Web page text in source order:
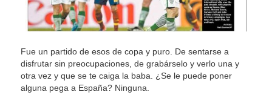
Fue un partido de esos de copa y puro. De sentarse a
disfrutar sin preocupaciones, de grabárselo y verlo una y
otra vez y que se te caiga la baba. ¿Se le puede poner
alguna pega a España? Ninguna.